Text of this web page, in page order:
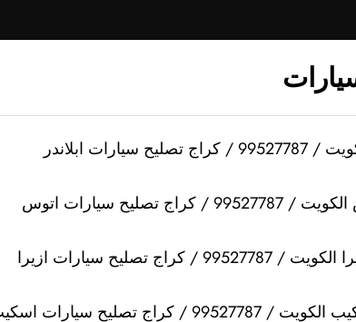
سيارات ابلاندر
تصليح سيارات اتوس
/ كراج تصليح سيارات ازيرا
/ كراج تصليح سيارات اسكيب